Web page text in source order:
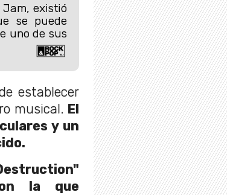
Jam, existió
se puede
uno de sus
establecer
musical. El
y un
la que